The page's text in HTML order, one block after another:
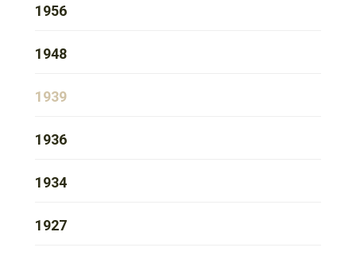
1956
1948
1939
1936
1934
1927